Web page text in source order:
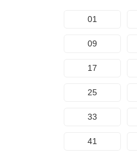
01
09
17
25
33
41